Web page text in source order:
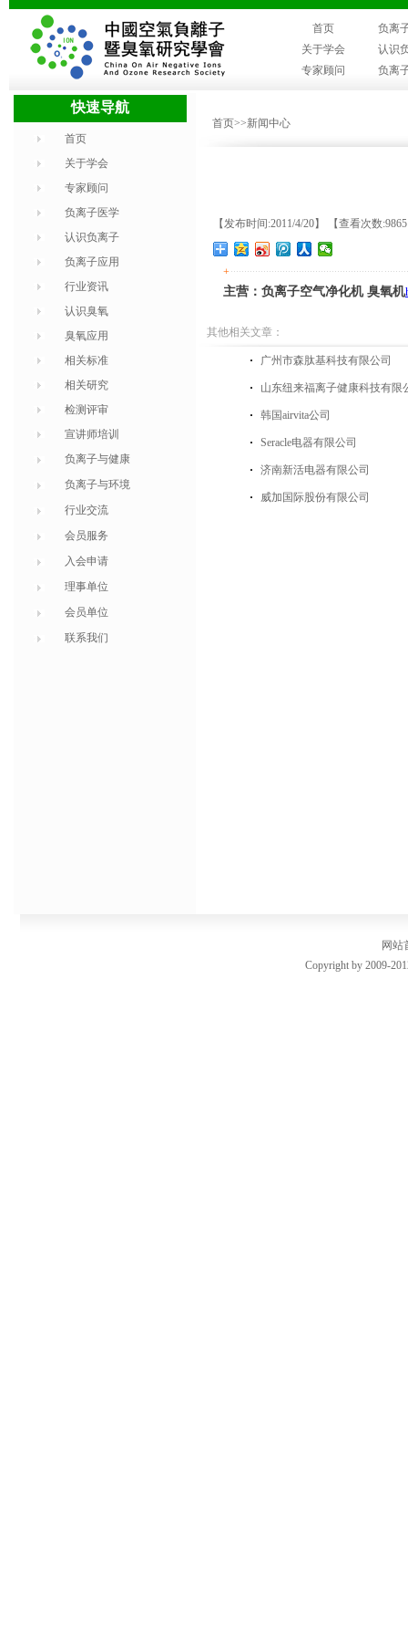
首页
负离
关于学会
认识
专家顾问
负离
快速导航
首页
关于学会
专家顾问
负离子医学
认识负离子
负离子应用
行业资讯
认识臭氧
臭氧应用
相关标准
相关研究
检测评审
宣讲师培训
负离子与健康
负离子与环境
行业交流
会员服务
入会申请
理事单位
会员单位
联系我们
首页>>新闻中心
【发布时间:2011/4/20】 【查看次数
+
主营：负离子空气净化机 臭氧机
其他相关文章：
广州市森肽基科技有限公司
山东纽来福离子健康科技有限
韩国airvita公司
Seracle电器有限公司
济南新活电器有限公司
威加国际股份有限公司
网站
Copyright by 2009-